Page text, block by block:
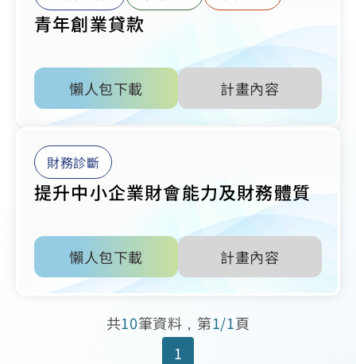
青年創業貸款
懶人包下載 計畫內容
財務診斷
提升中小企業財會能力及財務體質
懶人包下載 計畫內容
共10筆資料，第1/1頁
1